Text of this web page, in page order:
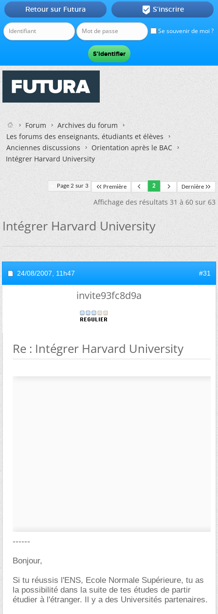
Se souvenir de moi ?
Retour sur Futura  S'inscrire
Forum
Archives du forum
Les forums des enseignants, étudiants et élèves
Anciennes discussions
Orientation après le BAC
Intégrer Harvard University
Page 2 sur 3 Première 2 Dernière
Affichage des résultats 31 à 60 sur 63
Intégrer Harvard University
24/08/2007, 11h47 #31
invite93fc8d9a
Re : Intégrer Harvard University
------
Bonjour,
Si tu réussis l'ENS, Ecole Normale Supérieure, tu as
la possibilité dans la suite de tes études de partir
étudier à l'étranger. Il y a des Universités partenaires.